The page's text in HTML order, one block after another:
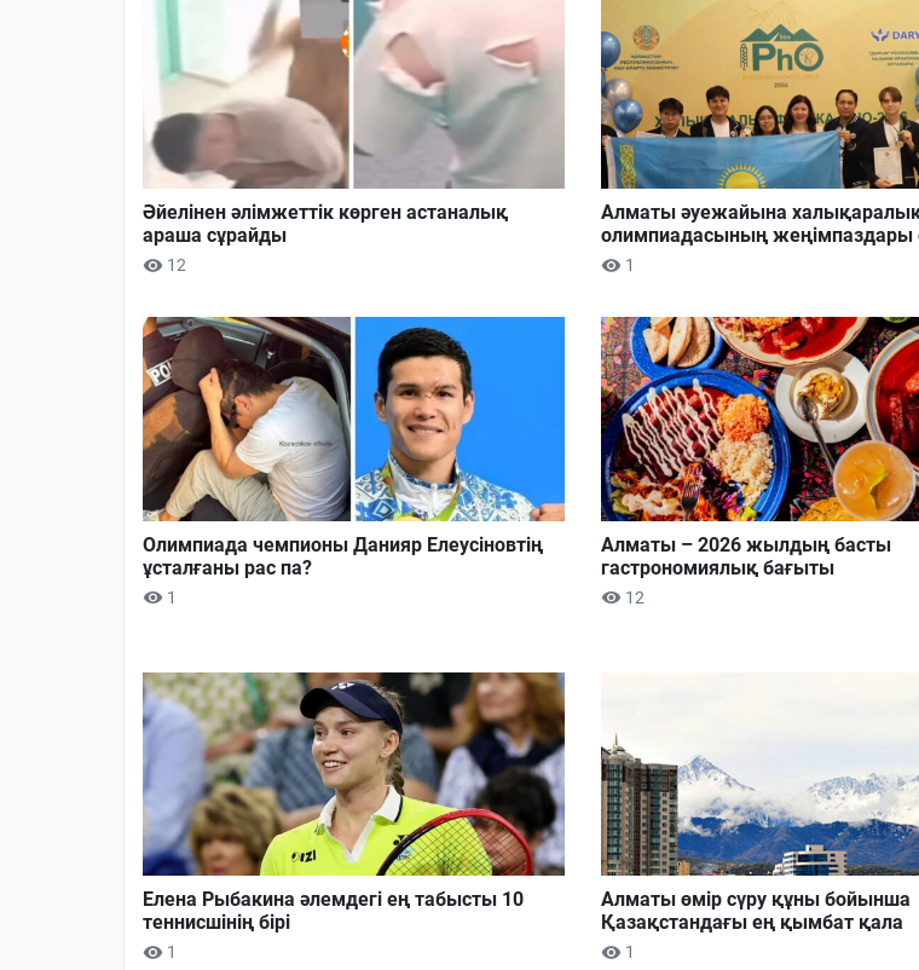
Әйелінен әлімжеттік көрген астаналық
араша сұрайды
12
Алматы әуежайына
олимпиадасының жеңімпаздары
1
Олимпиада чемпионы Данияр Елеусіновтің
ұсталғаны рас па?
1
Алматы – 2026 жылдың басты
гастрономиялық бағыты
12
Елена Рыбакина әлемдегі ең табысты 10
теннисшінің бірі
1
Алматы өмір сүру құны бойынша
Қазақстандағы ең қымбат қала
1